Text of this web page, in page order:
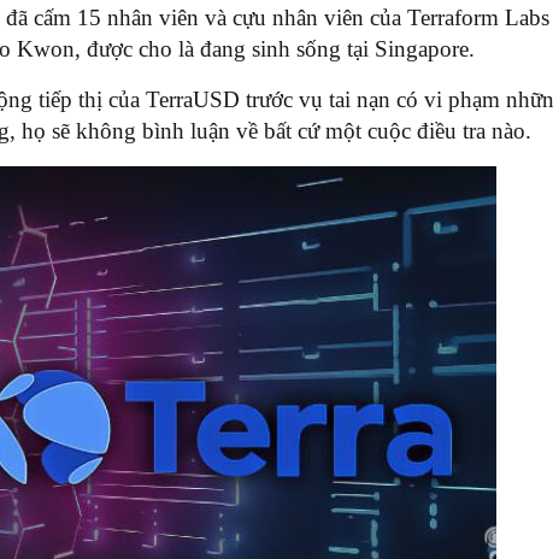
cấm 15 nhân viên và cựu nhân viên của Terraform
Kwon, được cho là đang sinh sống tại Singapore.
tiếp thị của TerraUSD trước vụ tai nạn có vi phạm
họ sẽ không bình luận về bất cứ một cuộc điều tra nào.